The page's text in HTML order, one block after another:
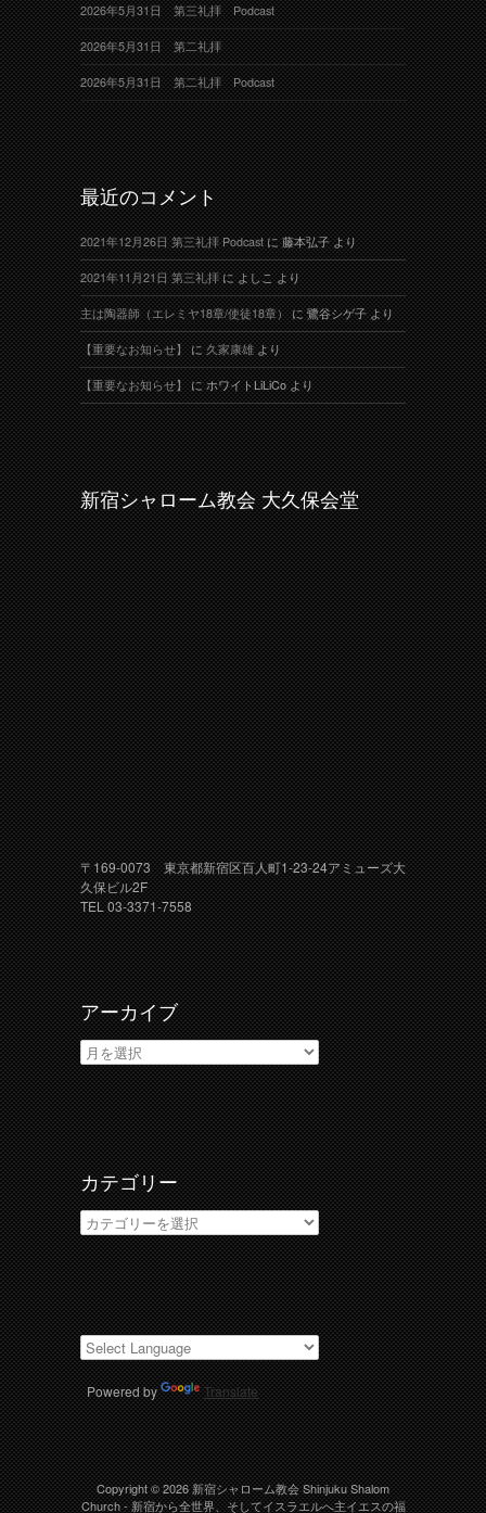
2026年5月31日 第三礼拝 Podcast
2026年5月31日 第二礼拝
2026年5月31日 第二礼拝 Podcast
最近のコメント
2021年12月26日 第三礼拝 Podcastに藤本弘子より
2021年11月21日 第三礼拝によしこより
主は陶器師（エレミヤ18章/使徒18章）に鷺谷シゲ子より
【重要なお知らせ】に久家康雄より
【重要なお知らせ】にホワイトLiLiCoより
新宿シャローム教会 大久保会堂
〒169-0073 東京都新宿区百人町1-23-24アミューズ大
久保ビル2F
TEL 03-3371-7558
アーカイブ
ア
ー
カ
イ
ブ
カテゴリー
カ
テ
ゴ
リ
ー
Powered by Translate
Copyright © 2026新宿シャローム教会 Shinjuku Shalom
Church- 新宿から全世界、そしてイスラエルへ主イエスの福